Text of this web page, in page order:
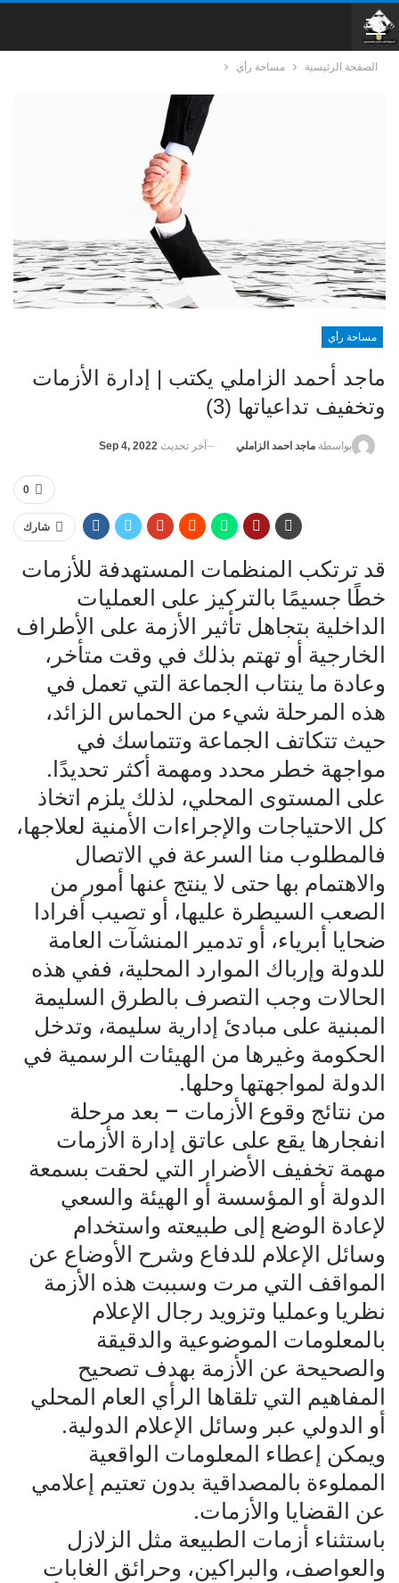
الصفحة الرئيسية مساحة رأي
مساحة رأي
ماجد أحمد الزاملي يكتب | إدارة الأزمات
وتخفيف تداعياتها (3)
بواسطة ماجد احمد الزاملي آخر تحديث Sep 4, 2022
0
شارك
قد ترتكب المنظمات المستهدفة للأزمات
خطًا جسيمًا بالتركيز على العمليات
الداخلية بتجاهل تأثير الأزمة على الأطراف
الخارجية أو تهتم بذلك في وقت متأخر،
وعادة ما ينتاب الجماعة التي تعمل في
هذه المرحلة شيء من الحماس الزائد،
حيث تتكاتف الجماعة وتتماسك في
مواجهة خطر محدد ومهمة أكثر تحديدًا.
على المستوى المحلي، لذلك يلزم اتخاذ
كل الاحتياجات والإجراءات الأمنية لعلاجها،
فالمطلوب منا السرعة في الاتصال
والاهتمام بها حتى لا ينتج عنها أمور من
الصعب السيطرة عليها، أو تصيب أفرادا
ضحايا أبرياء، أو تدمير المنشآت العامة
للدولة وإرباك الموارد المحلية، ففي هذه
الحالات وجب التصرف بالطرق السليمة
المبنية على مبادئ إدارية سليمة، وتدخل
الحكومة وغيرها من الهيئات الرسمية في
الدولة لمواجهتها وحلها.
من نتائج وقوع الأزمات – بعد مرحلة
انفجارها يقع على عاتق إدارة الأزمات
مهمة تخفيف الأضرار التي لحقت بسمعة
الدولة أو المؤسسة أو الهيئة والسعي
لإعادة الوضع إلى طبيعته واستخدام
وسائل الإعلام للدفاع وشرح الأوضاع عن
المواقف التي مرت وسببت هذه الأزمة
نظريا وعمليا وتزويد رجال الإعلام
بالمعلومات الموضوعية والدقيقة
والصحيحة عن الأزمة بهدف تصحيح
المفاهيم التي تلقاها الرأي العام المحلي
أو الدولي عبر وسائل الإعلام الدولية.
ويمكن إعطاء المعلومات الواقعية
المملوءة بالمصداقية بدون تعتيم إعلامي
عن القضايا والأزمات.
باستثناء أزمات الطبيعة مثل الزلازل
والعواصف، والبراكين، وحرائق الغابات